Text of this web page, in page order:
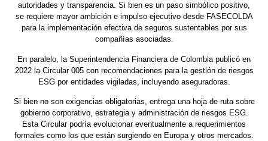
autoridades y transparencia. Si bien es un paso simbólico positivo,
se requiere mayor ambición e impulso ejecutivo desde FASECOLDA
para la implementación efectiva de seguros sustentables por sus
compañías asociadas.
En paralelo, la Superintendencia Financiera de Colombia publicó en
2022 la Circular 005 con recomendaciones para la gestión de riesgos
ESG por entidades vigiladas, incluyendo aseguradoras.
Si bien no son exigencias obligatorias, entrega una hoja de ruta sobre
gobierno corporativo, estrategia y administración de riesgos ESG.
Esta Circular podría evolucionar eventualmente a requerimientos
formales como los que están surgiendo en Europa y otros mercados.